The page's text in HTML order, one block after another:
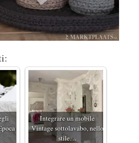
Integrare un mobile
Vintage sottolavabo, nello
stile…